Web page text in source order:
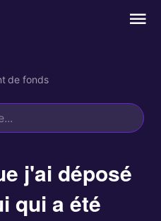
de fonds
j'ai déposé
qui a été